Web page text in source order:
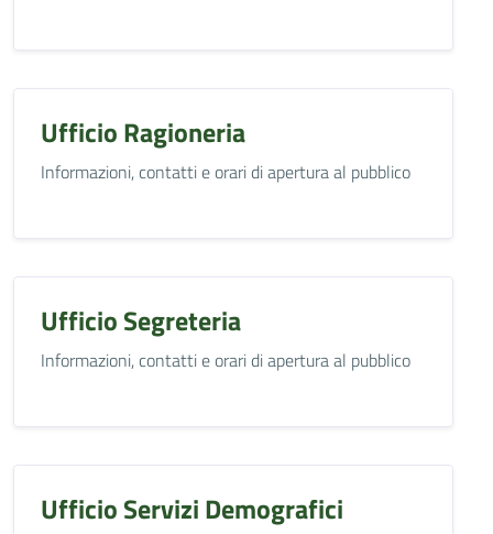
Ufficio Ragioneria
Informazioni, contatti e orari di apertura al pubblico
Ufficio Segreteria
Informazioni, contatti e orari di apertura al pubblico
Ufficio Servizi Demografici